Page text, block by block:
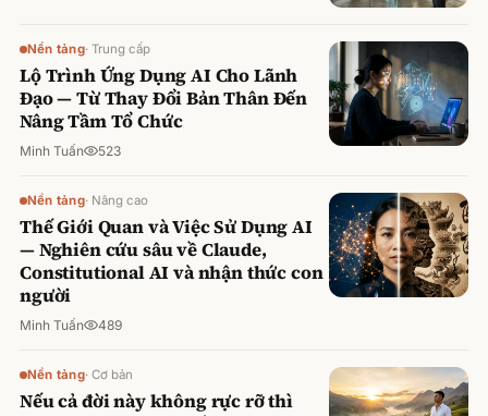
Nền tảng· Trung cấp
Lộ Trình Ứng Dụng AI Cho Lãnh
Đạo — Từ Thay Đổi Bản Thân Đến
Nâng Tầm Tổ Chức
Minh Tuấn 523
Nền tảng· Nâng cao
Thế Giới Quan và Việc Sử Dụng AI
— Nghiên cứu sâu về Claude,
Constitutional AI và nhận thức con
người
Minh Tuấn 489
Nền tảng· Cơ bản
Nếu cả đời này không rực rỡ thì